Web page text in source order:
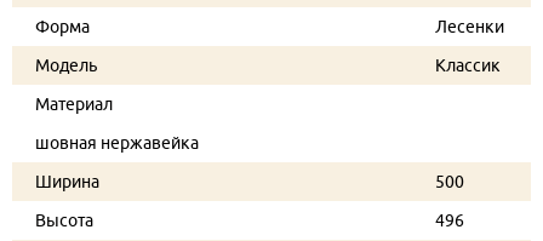
Форма
Лесенки
Модель
Классик
Материал
шовная нержавейка
Ширина
500
Высота
496